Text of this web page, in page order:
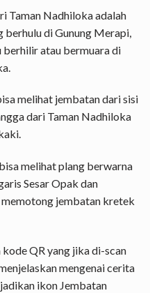
Taman Nadhiloka adalah
berhulu di Gunung Merapi,
berhilir atau bermuara di
melihat jembatan dari sisi
dari Taman Nadhiloka
melihat plang berwarna
Sesar Opak dan
jembatan kretek
QR yang jika di-scan
mengenai cerita
ikon Jembatan